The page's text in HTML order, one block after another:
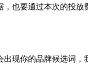
，也要通过本次的
出现你的品牌候选